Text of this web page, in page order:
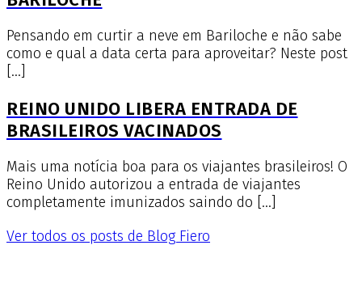
Pensando em curtir a neve em Bariloche e não sabe
como e qual a data certa para aproveitar? Neste post
[…]
REINO UNIDO LIBERA ENTRADA DE
BRASILEIROS VACINADOS
Mais uma notícia boa para os viajantes brasileiros! O
Reino Unido autorizou a entrada de viajantes
completamente imunizados saindo do […]
Ver todos os posts de Blog Fiero